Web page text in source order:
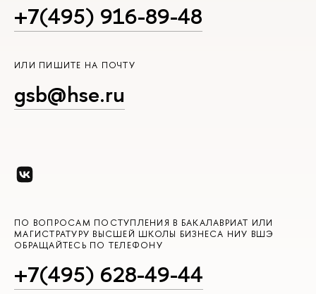
+7(495) 916-89-48
ИЛИ ПИШИТЕ НА ПОЧТУ
gsb@hse.ru
ПО ВОПРОСАМ ПОСТУПЛЕНИЯ В БАКАЛАВРИАТ ИЛИ
МАГИСТРАТУРУ ВЫСШЕЙ ШКОЛЫ БИЗНЕСА НИУ ВШЭ
ОБРАЩАЙТЕСЬ ПО ТЕЛЕФОНУ
+7(495) 628-49-44